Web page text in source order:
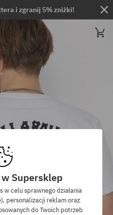
i zgranij 5% zniżki!
Supersklep
w celu sprawnego działania
personalizacji reklam oraz
do Twoich potrzeb